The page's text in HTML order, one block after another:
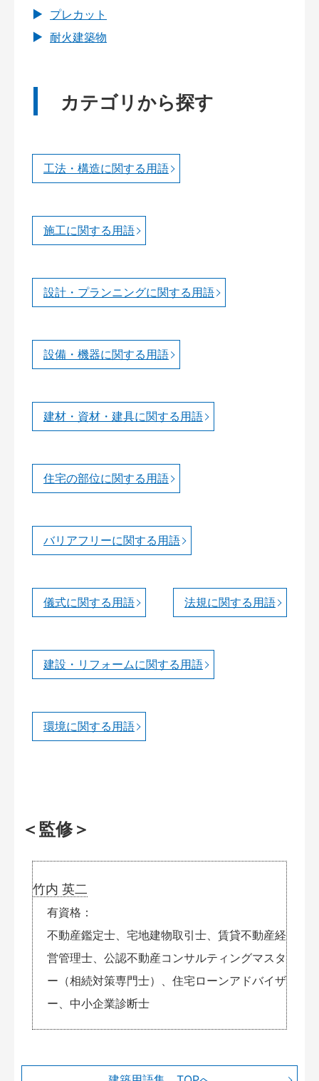
プレカット
耐火建築物
カテゴリから探す
工法・構造に関する用語
施工に関する用語
設計・プランニングに関する用語
設備・機器に関する用語
建材・資材・建具に関する用語
住宅の部位に関する用語
バリアフリーに関する用語
儀式に関する用語 法規に関する用語
建設・リフォームに関する用語
環境に関する用語
＜監修＞
竹内 英二
有資格
不動産鑑定士、宅地建物取引士、賃貸不動産経
営管理士、公認不動産コンサルティングマスタ
ー（相続対策専門士）、住宅ローンアドバイザ
ー、中小企業診断士